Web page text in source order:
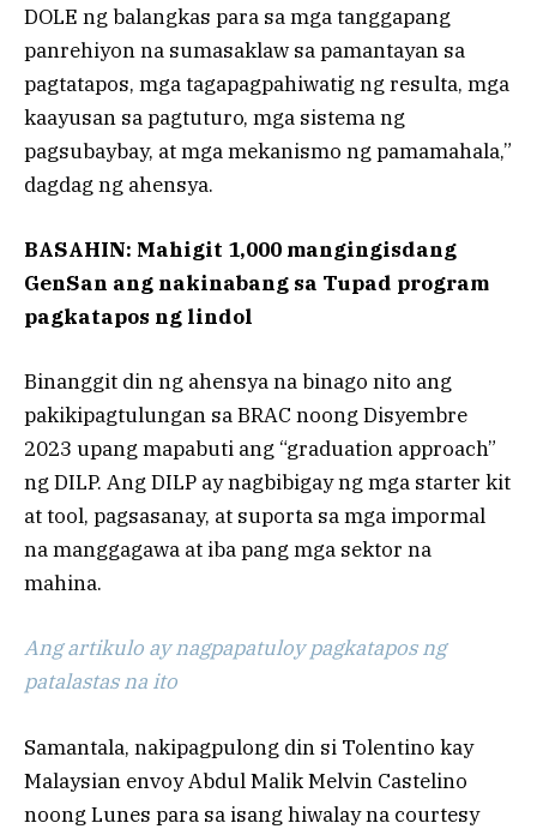
DOLE ng balangkas para sa mga tanggapang
panrehiyon na sumasaklaw sa pamantayan sa
pagtatapos, mga tagapagpahiwatig ng resulta, mga
kaayusan sa pagtuturo, mga sistema ng
pagsubaybay, at mga mekanismo ng pamamahala,”
dagdag ng ahensya.
BASAHIN: Mahigit 1,000 mangingisdang
GenSan ang nakinabang sa Tupad program
pagkatapos ng lindol
Binanggit din ng ahensya na binago nito ang
pakikipagtulungan sa BRAC noong Disyembre
2023 upang mapabuti ang “graduation approach”
ng DILP. Ang DILP ay nagbibigay ng mga starter kit
at tool, pagsasanay, at suporta sa mga impormal
na manggagawa at iba pang mga sektor na
mahina.
Ang artikulo ay nagpapatuloy pagkatapos ng
patalastas na ito
Samantala, nakipagpulong din si Tolentino kay
Malaysian envoy Abdul Malik Melvin Castelino
noong Lunes para sa isang hiwalay na courtesy